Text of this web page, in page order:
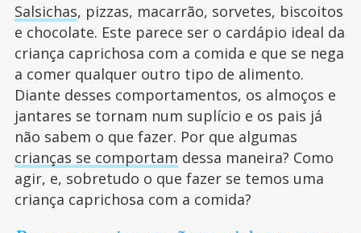
Salsichas, pizzas, macarrão, sorvetes, biscoitos
e chocolate. Este parece ser o cardápio ideal da
criança caprichosa com a comida e que se nega
a comer qualquer outro tipo de alimento.
Diante desses comportamentos, os almoços e
jantares se tornam num suplício e os pais já
não sabem o que fazer. Por que algumas
crianças se comportam dessa maneira? Como
agir, e, sobretudo o que fazer se temos uma
criança caprichosa com a comida?